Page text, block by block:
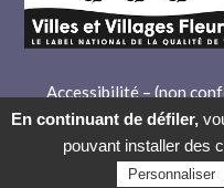
Accessibilité – (non
En continuant de défiler,
pouvant installer des
Personnaliser